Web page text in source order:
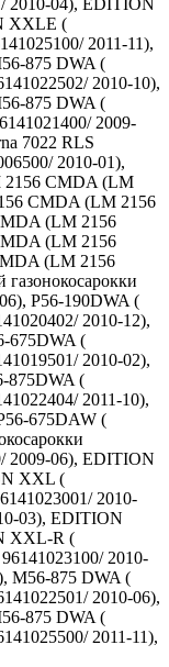
2010-04), EDITION
XXLE (
2011-11),
875 DWA (
2010-10),
875 DWA (
2009-
7022 RLS
2010-01),
2156 CMDA (LM
CMDA (LM 2156
(LM 2156
(LM 2156
(LM 2156
P56-190DWA (
2010-12),
675DWA (
2010-02),
875DWA (
2011-10),
675DAW (
2009-06), EDITION
XXL (
2010-
03), EDITION
XXL-R (
2010-
M56-875 DWA (
2010-06),
875 DWA (
2011-11),